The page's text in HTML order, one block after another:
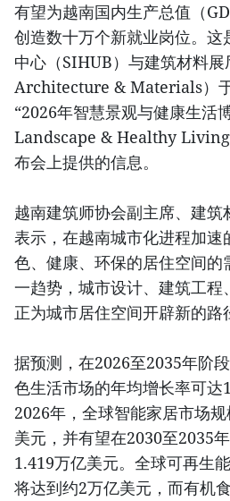
有望为越南国内生产总值（
创造数十万个新就业岗位。这
中心（SIHUB）与建筑材料
Architecture & Materials）
“2026年智慧景观与健康生活
Landscape & Healthy
布会上提供的信息。
越南建筑师协会副主席、建
表示，在越南城市化进程加速
色、健康、环保的居住空间
一趋势，城市设计、建筑工程
正为城市居住空间开辟新的路
据预测，在2026至2035年阶
色生活市场的年均增长率可达
2026年，全球智能家居市场
美元，并有望在2030至2035
1.419万亿美元。全球可再生
将达到约2万亿美元，而有机